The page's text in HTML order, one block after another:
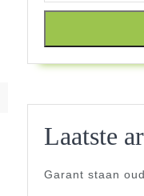
Laatste
Garant staan